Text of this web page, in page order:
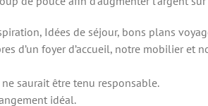
Idées de séjour, bons plans
d’un foyer d’accueil, notre mobilier et
saurait être tenu responsable.
idéal.